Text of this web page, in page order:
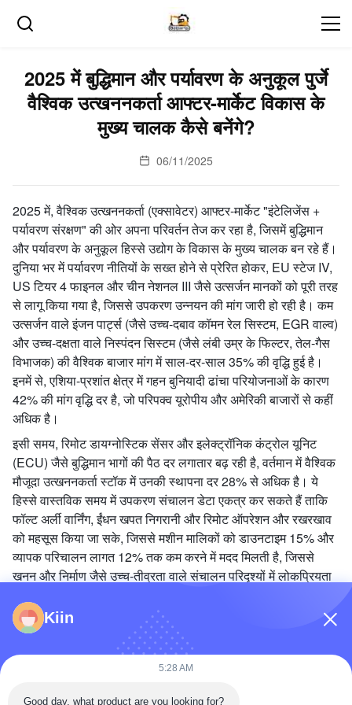
2025 में बुद्धिमान और पर्यावरण के अनुकूल पुर्जे
वैश्विक उत्खननकर्ता आफ्टर-मार्केट विकास के
मुख्य चालक कैसे बनेंगे?
06/11/2025
2025 में, वैश्विक उत्खननकर्ता (एक्सावेटर) आफ्टर-मार्केट "इंटेलिजेंस +
पर्यावरण संरक्षण" की ओर अपना परिवर्तन तेज कर रहा है, जिसमें बुद्धिमान
और पर्यावरण के अनुकूल हिस्से उद्योग के विकास के मुख्य चालक बन रहे हैं।
दुनिया भर में पर्यावरण नीतियों के सख्त होने से प्रेरित होकर, EU स्टेज IV,
US टियर 4 फाइनल और चीन नेशनल III जैसे उत्सर्जन मानकों को पूरी तरह
से लागू किया गया है, जिससे उपकरण उन्नयन की मांग जारी हो रही है। कम
उत्सर्जन वाले इंजन पार्ट्स (जैसे उच्च-दबाव कॉमन रेल सिस्टम, EGR वाल्व)
और उच्च-दक्षता वाले निस्पंदन सिस्टम (जैसे लंबी उम्र के फिल्टर, तेल-गैस
विभाजक) की वैश्विक बाजार मांग में साल-दर-साल 35% की वृद्धि हुई है।
इनमें से, एशिया-प्रशांत क्षेत्र में गहन बुनियादी ढांचा परियोजनाओं के कारण
42% की मांग वृद्धि दर है, जो परिपक्व यूरोपीय और अमेरिकी बाजारों से कहीं
अधिक है।
इसी समय, रिमोट डायग्नोस्टिक सेंसर और इलेक्ट्रॉनिक कंट्रोल यूनिट
(ECU) जैसे बुद्धिमान भागों की पैठ दर लगातार बढ़ रही है, वर्तमान में वैश्विक
मौजूदा उत्खननकर्ता स्टॉक में उनकी स्थापना दर 28% से अधिक है। ये
हिस्से वास्तविक समय में उपकरण संचालन डेटा एकत्र कर सकते हैं ताकि
फॉल्ट अर्ली वार्निंग, ईंधन खपत निगरानी और रिमोट ऑपरेशन और रखरखाव
को महसूस किया जा सके, जिससे मशीन मालिकों को डाउनटाइम 15% और
व्यापक परिचालन लागत 12% तक कम करने में मदद मिलती है, जिससे
खनन और निर्माण जैसे उच्च-तीव्रता वाले संचालन परिदृश्यों में लोकप्रियता
बाजार के अवसरों को भुनाने के लिए, कैटरपिलर और कोमात्सु जैसे
अंतर्राष्ट्रीय उद्यमों ने "पर्यावरण संरक्षण + इंटेलिजेंस" को एकीकृत करने वाले
एक्सेसरी सेट लॉन्च किए हैं। सानी और XCMG जैसे घरेलू नेताओं ने भी
अनुसंधान और विकास निवेश बढ़ाया है। उनके स्वतंत्र रूप से विकसित
बुद्धिमान डायग्नोस्टिक सेंसर 20% लागत में कमी के साथ अंतरराष्ट्रीय
Kiin
5:28 AM
Good day, what product are you looking for?